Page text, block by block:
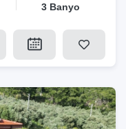
3 Banyo